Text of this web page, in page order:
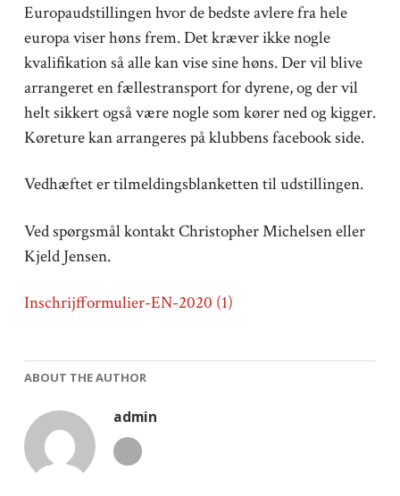
Europaudstillingen hvor de bedste avlere fra hele
europa viser høns frem. Det kræver ikke nogle
kvalifikation så alle kan vise sine høns. Der vil blive
arrangeret en fællestransport for dyrene, og der vil
helt sikkert også være nogle som kører ned og kigger.
Køreture kan arrangeres på klubbens facebook side.
Vedhæftet er tilmeldingsblanketten til udstillingen.
Ved spørgsmål kontakt Christopher Michelsen eller
Kjeld Jensen.
Inschrijfformulier-EN-2020 (1)
ABOUT THE AUTHOR
admin